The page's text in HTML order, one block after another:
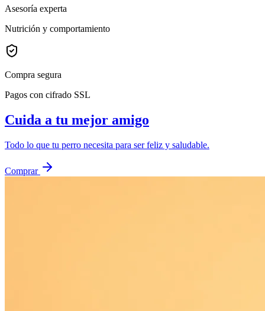
Asesoría experta
Nutrición y comportamiento
Compra segura
Pagos con cifrado SSL
Cuida a tu mejor amigo
Todo lo que tu perro necesita para ser feliz y saludable.
Comprar